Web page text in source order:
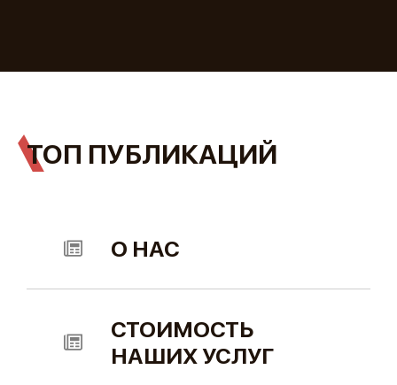
ТОП ПУБЛИКАЦИЙ
О НАС
СТОИМОСТЬ
НАШИХ УСЛУГ